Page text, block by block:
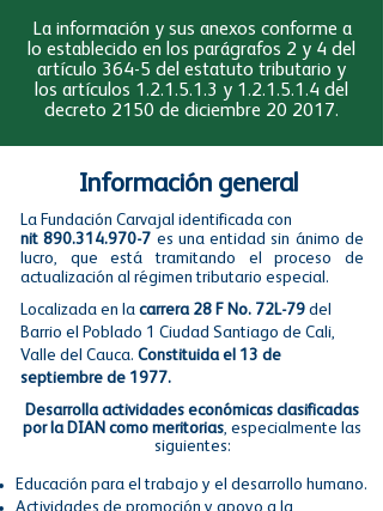
La información y sus anexos conforme a
lo establecido en los parágrafos 2 y 4 del
artículo 364-5 del estatuto tributario y
los artículos 1.2.1.5.1.3 y 1.2.1.5.1.4 del
decreto 2150 de diciembre 20 2017.
Información general
La Fundación Carvajal identificada con
nit890.314.970-7 es una entidad sin ánimo de
lucro, que está tramitando el proceso de
actualización al régimen tributario especial.
Localizada en la carrera 28 F No. 72L-79 del
Barrio el Poblado 1 Ciudad Santiago de Cali,
Valle del Cauca. Constituida el 13 de
septiembre de 1977.
Desarrolla actividades económicas clasificadas
por la DIAN como meritorias, especialmente las
siguientes:
Educación para el trabajo y el desarrollo humano.
Actividades de promoción y apoyo a la